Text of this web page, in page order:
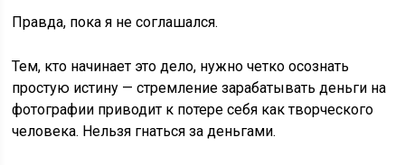
Правда, пока я не соглашался.
Тем, кто начинает это дело, нужно четко осознать
простую истину — стремление зарабатывать деньги на
фотографии приводит к потере себя как творческого
человека. Нельзя гнаться за деньгами.